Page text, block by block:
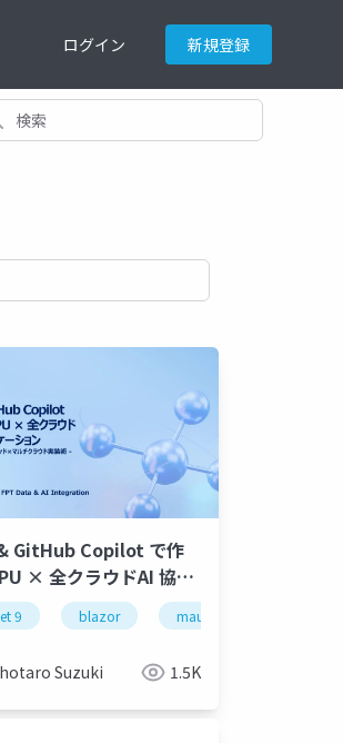
ログイン 新規登録
ollama anthropic
レンダリング cg
GitHub Copilot で作
× 全クラウドAI 協調
ション- AI 駆動開発新
GPU ハイブリッド
ラウド実装術-公開
9 blazor maui
Suzuki 1.5K